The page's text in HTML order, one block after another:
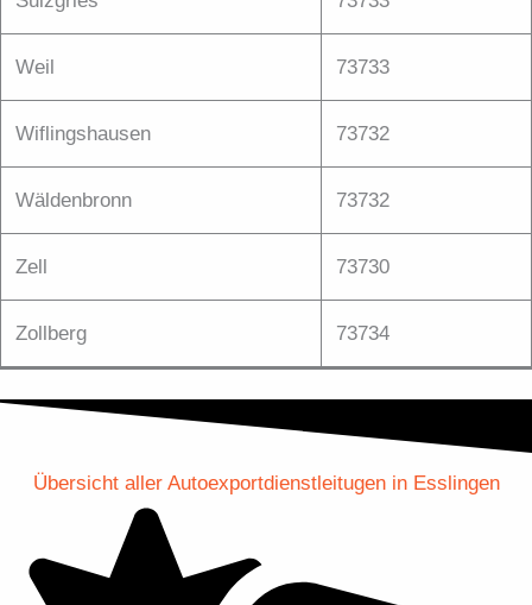
Weil 73733
Wiflingshausen 73732
Wäldenbronn 73732
Zell 73730
Zollberg 73734
Übersicht aller Autoexportdienstleitugen in Esslingen